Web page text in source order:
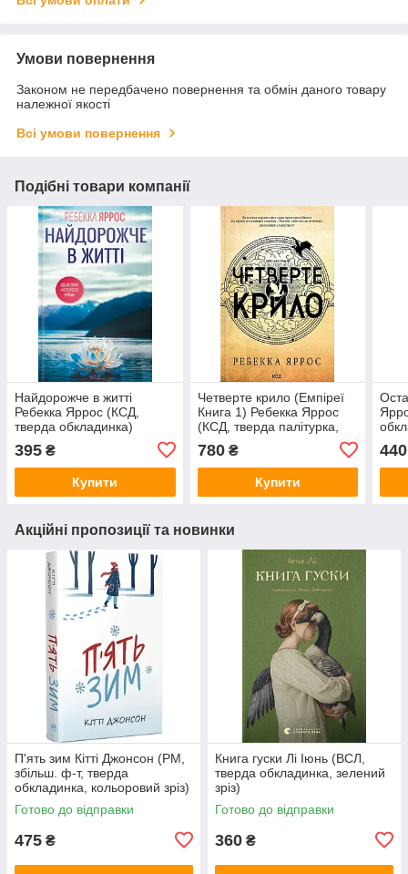
Умови повернення
Законом не передбачено повернення та обмін даного товару
належної якості
Всі умови повернення
Подібні товари компанії
Найдорожче в житті
Ребекка Яррос (КСД,
тверда обкладинка)
395 ₴
Купити
Четверте крило (Емпіреї
Книга 1) Ребекка Яррос
(КСД, тверда палітурка,
780₴
Купити
440
Акційні пропозиції та новинки
П'ять зим Кітті Джонсон (РМ,
збільш. ф-т, тверда
обкладинка, кольоровий зріз)
Готово до відправки
475 ₴
Книга гуски Лі Іюнь (ВСЛ,
тверда обкладинка, зелений
зріз)
Готово до відправки
360 ₴